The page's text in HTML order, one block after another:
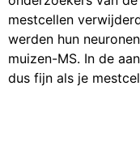
mestcellen
werden hun
muizen-MS. In de
dus fijn als je